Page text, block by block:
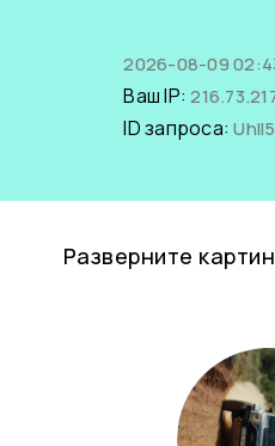
2026-08-09
Ваш IP:
ID запроса:
Разверните